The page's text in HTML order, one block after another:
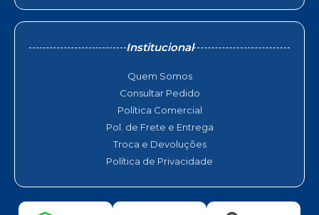
Institucional
Quem Somos
Consultar Pedido
Política Comercial
Pol. de Frete e Entrega
Troca e Devoluções
Política de Privacidade